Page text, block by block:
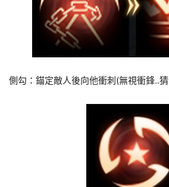
側勾：錨定敵人後向他衝刺(無視衝鋒..